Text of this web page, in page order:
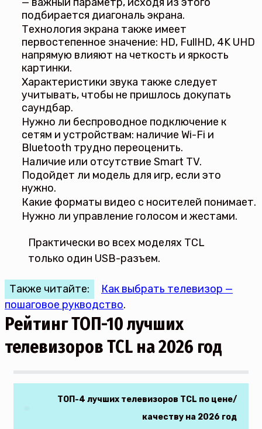
— важный параметр, исходя из этого
подбирается диагональ экрана.
Технология экрана также имеет
первостепенное значение: HD, FullHD, 4K UHD
напрямую влияют на четкость и яркость
картинки.
Характеристики звука также следует
учитывать, чтобы не пришлось докупать
саундбар.
Нужно ли беспроводное подключение к
сетям и устройствам: наличие Wi-Fi и
Bluetooth трудно переоценить.
Наличие или отсутствие Smart TV.
Подойдет ли модель для игр, если это
нужно.
Какие форматы видео с носителей понимает.
Нужно ли управление голосом и жестами.
Практически во всех моделях TCL
только один USB-разъем.
Также читайте:
Как выбрать телевизор —
пошаговое рукводство.
Рейтинг ТОП-10 лучших
телевизоров TCL на 2026 год
ТОП-4 лучших телевизоров TCL по цене/
качеству на 2026 год